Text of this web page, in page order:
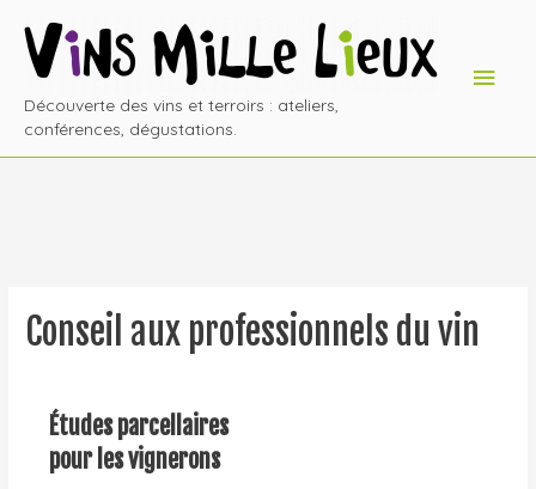
Découverte des vins et terroirs : ateliers,
conférences, dégustations.
Conseil aux professionnels du vin
Études parcellaires
pour les vignerons